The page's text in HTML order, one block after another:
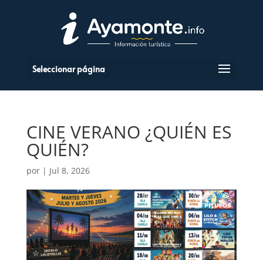
Seleccionar página
CINE VERANO ¿QUIÉN ES
QUIÉN?
por | Jul 8, 2026